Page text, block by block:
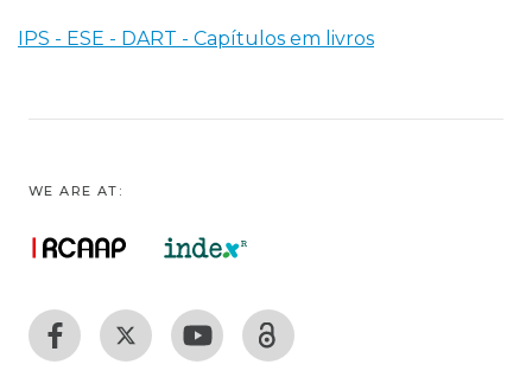
IPS - ESE - DART - Capítulos em livros
WE ARE AT: